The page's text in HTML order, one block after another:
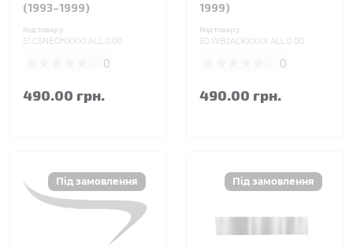
(1993–1999)
Код товару:
51.CSNEONXXX1.ALL.0.00
0
490.00 грн.
1999)
Код товару:
60.WBJACKXXXX.ALL.0.00
0
490.00 грн.